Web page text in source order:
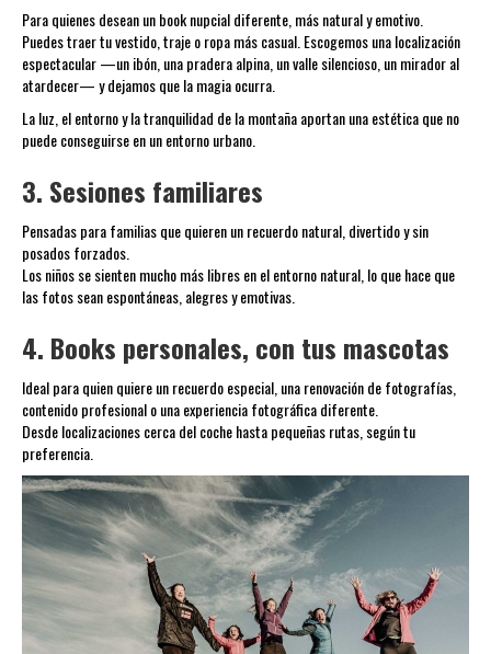
Para quienes desean un book nupcial diferente, más natural y emotivo.
Puedes traer tu vestido, traje o ropa más casual. Escogemos una localización
espectacular —un ibón, una pradera alpina, un valle silencioso, un mirador al
atardecer— y dejamos que la magia ocurra.
La luz, el entorno y la tranquilidad de la montaña aportan una estética que no
puede conseguirse en un entorno urbano.
3. Sesiones familiares
Pensadas para familias que quieren un recuerdo natural, divertido y sin
posados forzados.
Los niños se sienten mucho más libres en el entorno natural, lo que hace que
las fotos sean espontáneas, alegres y emotivas.
4. Books personales, con tus mascotas
Ideal para quien quiere un recuerdo especial, una renovación de fotografías,
contenido profesional o una experiencia fotográfica diferente.
Desde localizaciones cerca del coche hasta pequeñas rutas, según tu
preferencia.